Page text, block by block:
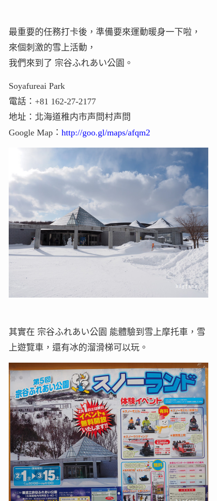
最重要的任務打卡後，準備要來運動暖身一下啦，
來個刺激的雪上活動，
我們來到了 宗谷ふれあい公園。
Soyafureai Park
電話：+81 162-27-2177
地址：北海道稚内市声問村声問
Google Map： http://goo.gl/maps/afqm2
其實在 宗谷ふれあい公園 能體驗到雪上摩托車，雪
上遊覽車，還有冰的溜滑梯可以玩。